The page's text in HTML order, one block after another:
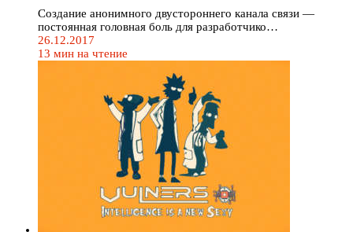
Создание анонимного двустороннего канала связи —
постоянная головная боль для разработчико…
26.12.2017
13 мин на чтение